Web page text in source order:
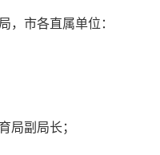
，市各直属单位：
局副局长；